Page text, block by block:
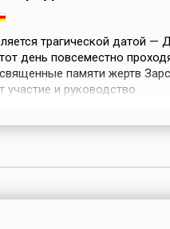
трагической датой —
день повсеместно
памяти жертв
участие и руководство